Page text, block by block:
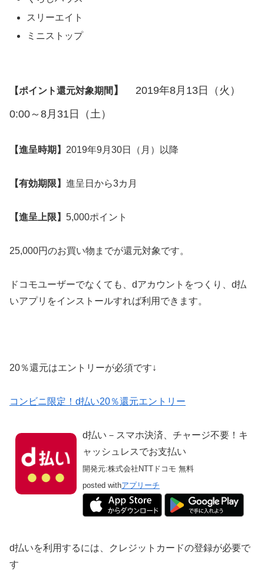
スリーエイト
ミニストップ
【ポイント還元対象期間 】
2019年8月13日（火）
0:00～8月31日（土）
【進呈時期】 2019年9月30日（月）以降
【有効期限】 進呈日から3カ月
【進呈上限】 5,000ポイント
25,000円のお買い物までが還元対象です。
ドコモユーザーでなくても、dアカウントをつくり、d払
いアプリをインストールすれば利用できます。
20％還元はエントリーが必須です↓
コンビニ限定！d払い20％還元エントリー
d払い－スマホ決済、チャージ不要！キ
ャッシュレスでお支払い
開発元:株式会社NTTドコモ 無料
posted withアプリーチ
d払いを利用するには、クレジットカードの登録が必要で
す